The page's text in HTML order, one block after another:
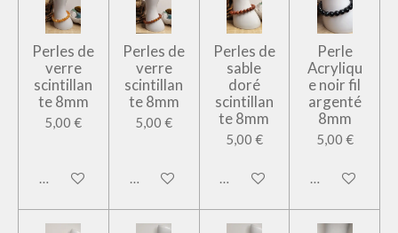
Perles de
verre
scintillan
te 8mm
5,00 €
Ajouter au panier
Perles de
verre
scintillan
te 8mm
5,00 €
Ajouter au panier
Perles de
sable
doré
scintillan
te 8mm
5,00 €
Ajouter au panier
Perle
Acryliqu
e noir fil
argenté
8mm
5,00 €
Ajouter au